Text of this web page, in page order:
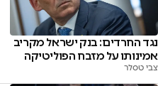
נגד החרדים: בנק ישראל מקריב
אמינותו על מזבח הפוליטיקה
צבי טסלר